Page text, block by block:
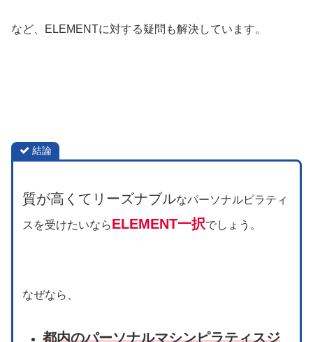
など、ELEMENTに対する疑問も解決しています。
結論
質が高くてリーズナブルなパーソナルピラティ
スを受けたいならELEMENT一択でしょう。
なぜなら、
都内のパーソナルマシンピラティスジ